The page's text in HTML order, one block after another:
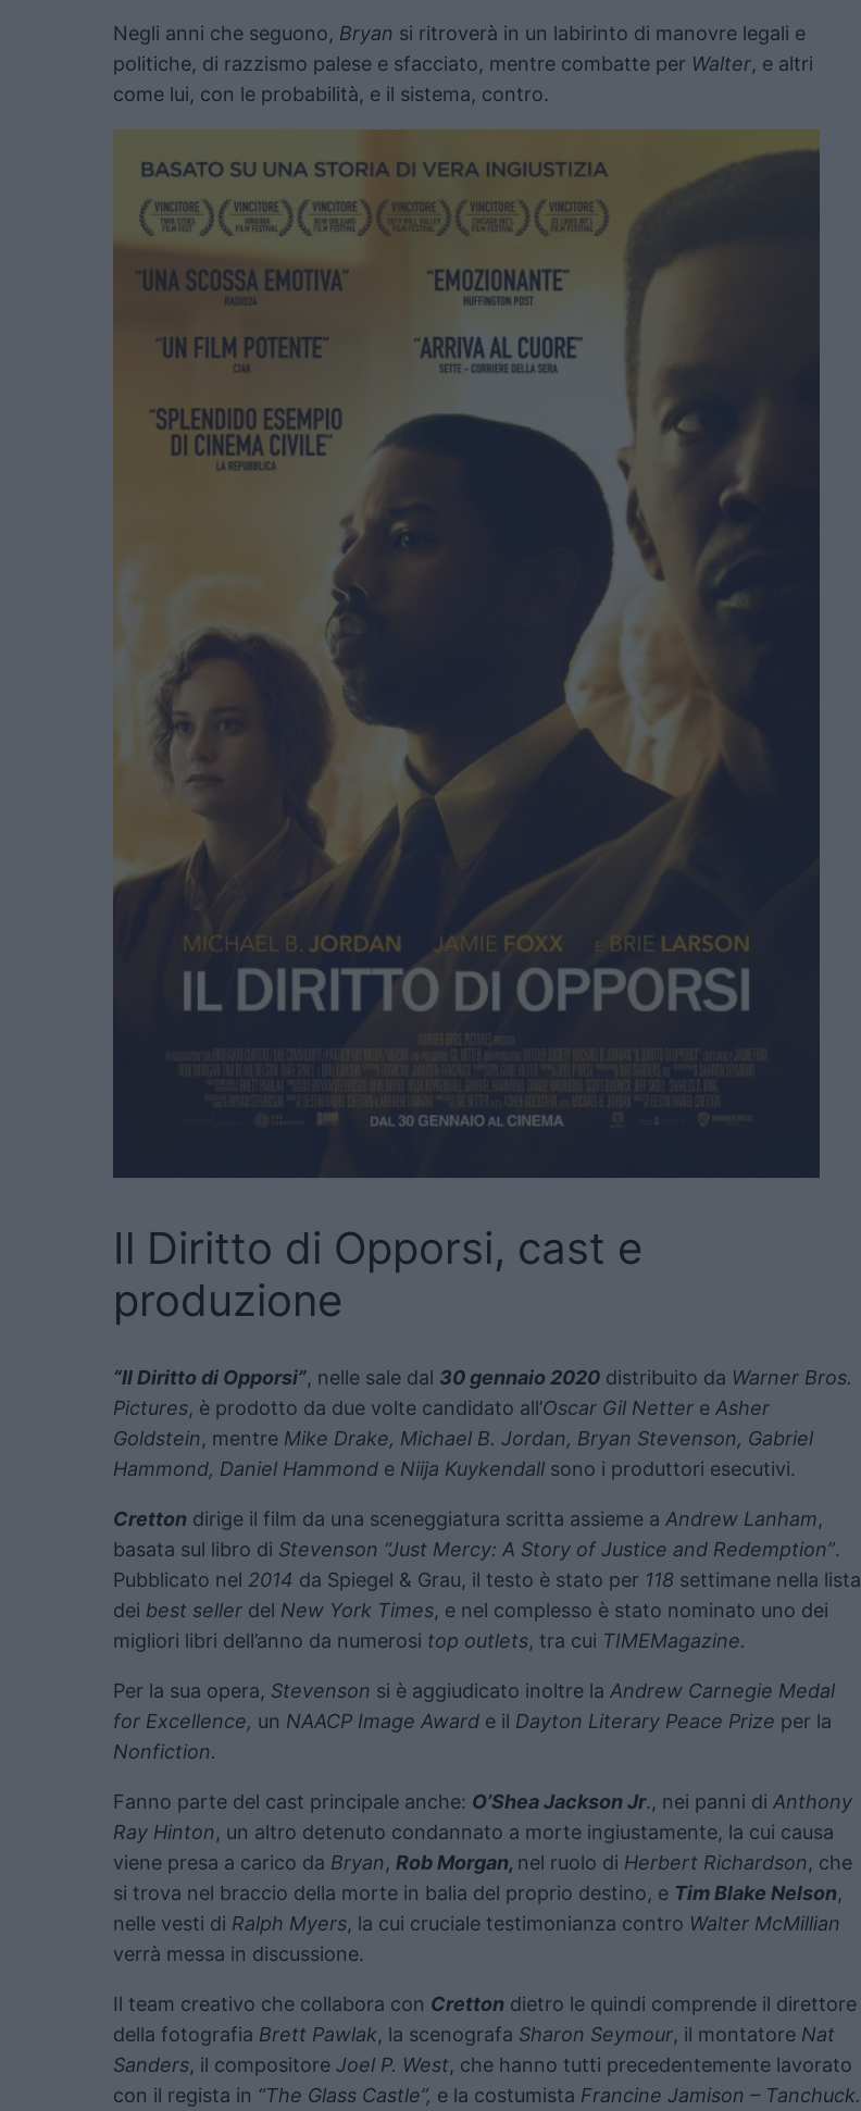
Negli anni che seguono, Bryan si ritroverà in un labirinto di manovre legali e
politiche, di razzismo palese e sfacciato, mentre combatte per Walter, e altri
come lui, con le probabilità, e il sistema, contro.
Il Diritto di Opporsi, cast e
produzione
“Il Diritto di Opporsi”, nelle sale dal 30 gennaio 2020 distribuito da Warner Bros.
Pictures, è prodotto da due volte candidato all’Oscar Gil Netter e Asher
Goldstein, mentre Mike Drake, Michael B. Jordan, Bryan Stevenson, Gabriel
Hammond, Daniel Hammond e Niija Kuykendall sono i produttori esecutivi.
Cretton dirige il film da una sceneggiatura scritta assieme a Andrew Lanham,
basata sul libro di Stevenson “Just Mercy: A Story of Justice and Redemption”.
Pubblicato nel 2014 da Spiegel & Grau, il testo è stato per 118 settimane nella lista
dei best seller del New York Times, e nel complesso è stato nominato uno dei
migliori libri dell’anno da numerosi top outlets, tra cui TIMEMagazine.
Per la sua opera, Stevenson si è aggiudicato inoltre la Andrew Carnegie Medal
for Excellence, un NAACP Image Award e il Dayton Literary Peace Prize per la
Nonfiction.
Fanno parte del cast principale anche: O’Shea Jackson Jr., nei panni di Anthony
Ray Hinton, un altro detenuto condannato a morte ingiustamente, la cui causa
viene presa a carico da Bryan, Rob Morgan, nel ruolo di Herbert Richardson, che
si trova nel braccio della morte in balia del proprio destino, e Tim Blake Nelson,
nelle vesti di Ralph Myers, la cui cruciale testimonianza contro Walter McMillian
verrà messa in discussione.
Il team creativo che collabora con Cretton dietro le quindi comprende il direttore
della fotografia Brett Pawlak, la scenografa Sharon Seymour, il montatore Nat
Sanders, il compositore Joel P. West, che hanno tutti precedentemente lavorato
con il regista in “The Glass Castle”, e la costumista Francine Jamison – Tanchuck.